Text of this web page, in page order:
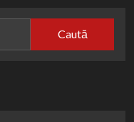
Caută